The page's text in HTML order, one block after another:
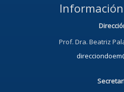
Prof. Dra. Beatriz